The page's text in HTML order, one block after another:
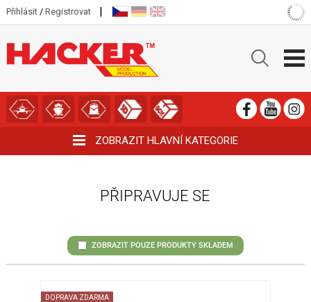
Přihlásit / Registrovat |
ZOBRAZIT HLAVNÍ KATEGORIE
PŘIPRAVUJE SE
ZOBRAZIT POUZE PRODUKTY SKLADEM
DOPRAVA ZDARMA